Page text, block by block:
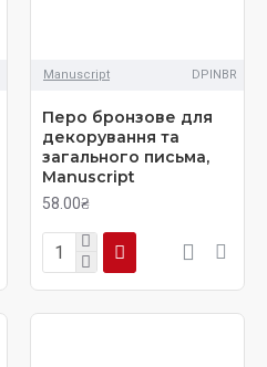
Manuscript DPINBR
Перо бронзове для
декорування та
загального письма,
Manuscript
58.00₴